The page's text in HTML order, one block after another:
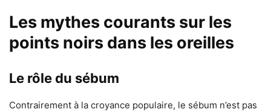
Les mythes courants sur les
points noirs dans les oreilles
Le rôle du sébum
Contrairement à la croyance populaire, le sébum n’est pas